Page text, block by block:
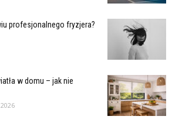
profesjonalnego fryzjera?
w domu – jak nie